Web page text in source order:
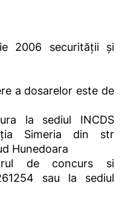
2006 securității şi
a dosarelor este de
la sediul INCDS
Simeria din str
Hunedoara
de concurs si
sau la sediul